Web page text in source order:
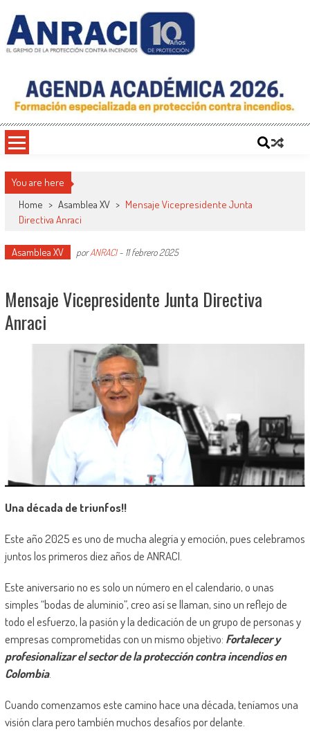
contenido
Protección Contra Incendios
Condiciones de Protección Contra Incendios para Nuestra Sociedad
You are here
Home > Asamblea XV > Mensaje Vicepresidente Junta
Directiva Anraci
Asamblea XV porANRACI- 11 febrero 2025
Mensaje Vicepresidente Junta Directiva
Anraci
Una década de triunfos!!
Este año 2025 es uno de mucha alegría y emoción, pues celebramos
juntos los primeros diez años de ANRACI.
Este aniversario no es solo un número en el calendario, o unas
simples “bodas de aluminio”, creo así se llaman, sino un reflejo de
todo el esfuerzo, la pasión y la dedicación de un grupo de personas y
empresas comprometidas con un mismo objetivo: Fortalecer y
profesionalizar el sector de la protección contra incendios en
Colombia.
Cuando comenzamos este camino hace una década, teníamos una
visión clara pero también muchos desafíos por delante.